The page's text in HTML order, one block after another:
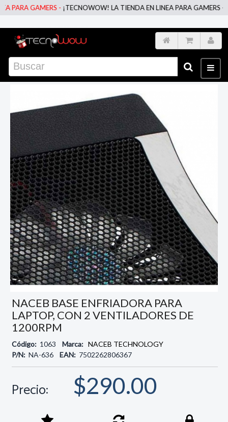
GAMERS -¡TECNOWOW! LA TIENDA EN LINEA PARA GAMERS -
NACEB BASE ENFRIADORA PARA
LAPTOP, CON 2 VENTILADORES DE
1200RPM
Código: 1063 Marca: NACEB TECHNOLOGY
P/N: NA-636 EAN: 7502262806367
Precio: $290.00